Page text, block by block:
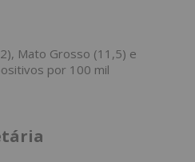
Mato Grosso (11,5) e
por 100 mil